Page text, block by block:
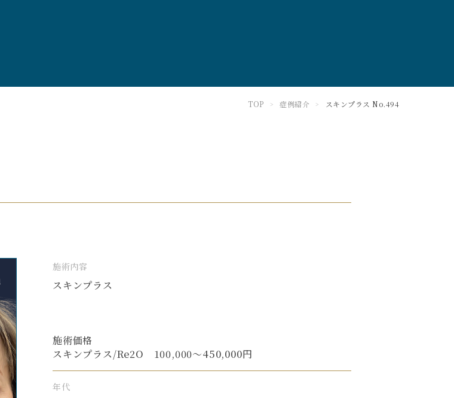
TOP > 症例紹介 > スキンプラス No.494
施術内容
スキンプラス
施術価格
スキンプラス/Re2O 100,000〜450,000円
年代